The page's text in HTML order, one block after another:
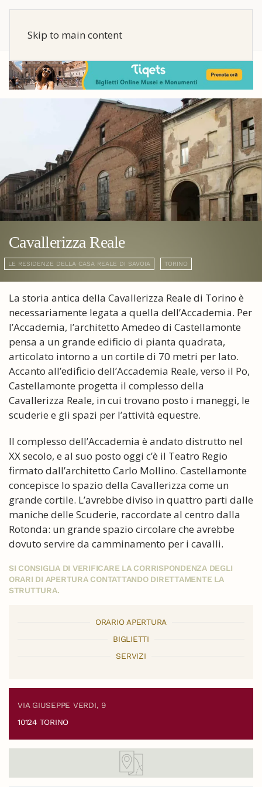
Skip to main content
Cavallerizza Reale
LE RESIDENZE DELLA CASA REALE DI SAVOIA TORINO
La storia antica della Cavallerizza Reale di Torino è
necessariamente legata a quella dell’Accademia. Per
l’Accademia, l’architetto Amedeo di Castellamonte
pensa a un grande edificio di pianta quadrata,
articolato intorno a un cortile di 70 metri per lato.
Accanto all’edificio dell’Accademia Reale, verso il Po,
Castellamonte progetta il complesso della
Cavallerizza Reale, in cui trovano posto i maneggi, le
scuderie e gli spazi per l’attività equestre.
Il complesso dell’Accademia è andato distrutto nel
XX secolo, e al suo posto oggi c’è il Teatro Regio
firmato dall’architetto Carlo Mollino. Castellamonte
concepisce lo spazio della Cavallerizza come un
grande cortile. L’avrebbe diviso in quattro parti dalle
maniche delle Scuderie, raccordate al centro dalla
Rotonda: un grande spazio circolare che avrebbe
dovuto servire da camminamento per i cavalli.
SI CONSIGLIA DI VERIFICARE LA CORRISPONDENZA DEGLI
ORARI DI APERTURA CONTATTANDO DIRETTAMENTE LA
STRUTTURA.
ORARIO APERTURA
BIGLIETTI
SERVIZI
VIA GIUSEPPE VERDI, 9
10124 TORINO